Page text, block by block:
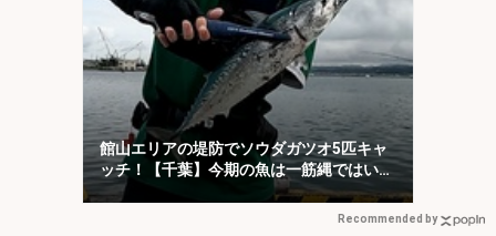
館山エリアの堤防でソウダガツオ5匹キャ
ッチ！【千葉】今期の魚は一筋縄ではいか
ない？
Recommended by